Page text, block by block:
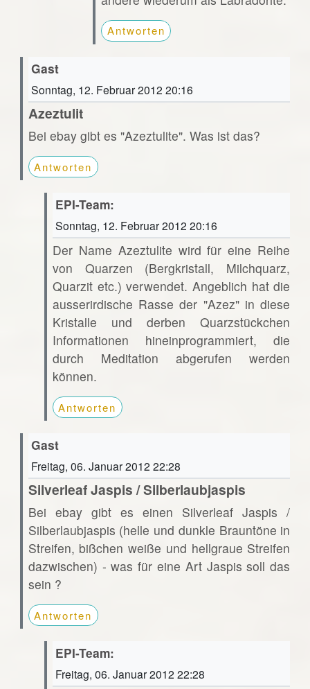
Antworten
Gast
Sonntag, 12. Februar 2012 20:16
Azeztulit
Bei ebay gibt es "Azeztulite". Was ist das?
Antworten
EPI-Team:
Sonntag, 12. Februar 2012 20:16
Der Name Azeztulite wird für eine Reihe
von Quarzen (Bergkristall, Milchquarz,
Quarzit etc.) verwendet. Angeblich hat die
ausserirdische Rasse der "Azez" in diese
Kristalle und derben Quarzstückchen
Informationen hineinprogrammiert, die
durch Meditation abgerufen werden
können.
Antworten
Gast
Freitag, 06. Januar 2012 22:28
Silverleaf Jaspis / Silberlaubjaspis
Bei ebay gibt es einen Silverleaf Jaspis /
Silberlaubjaspis (helle und dunkle Brauntöne in
Streifen, bißchen weiße und hellgraue Streifen
dazwischen) - was für eine Art Jaspis soll das
sein ?
Antworten
EPI-Team:
Freitag, 06. Januar 2012 22:28